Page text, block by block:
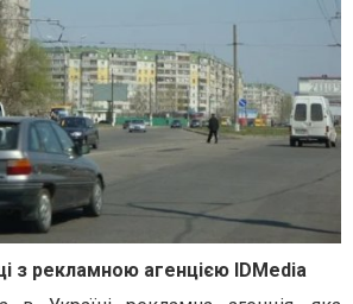
з рекламною агенцією IDMedia